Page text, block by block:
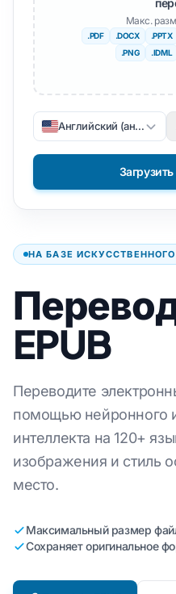
НА БАЗЕ
EPUB
Переводите
помощью нейронного
интеллекта на 120+
изображения и стиль
место.
Максимальный размер
Сохраняет оригинальное
Макс.
.PDF .DOCX .PPTX
.PNG
.IDML
Английский